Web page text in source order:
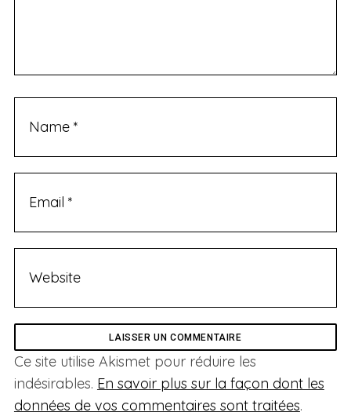
Ce site utilise Akismet pour réduire les
indésirables. En savoir plus sur la façon dont les
données de vos commentaires sont traitées.